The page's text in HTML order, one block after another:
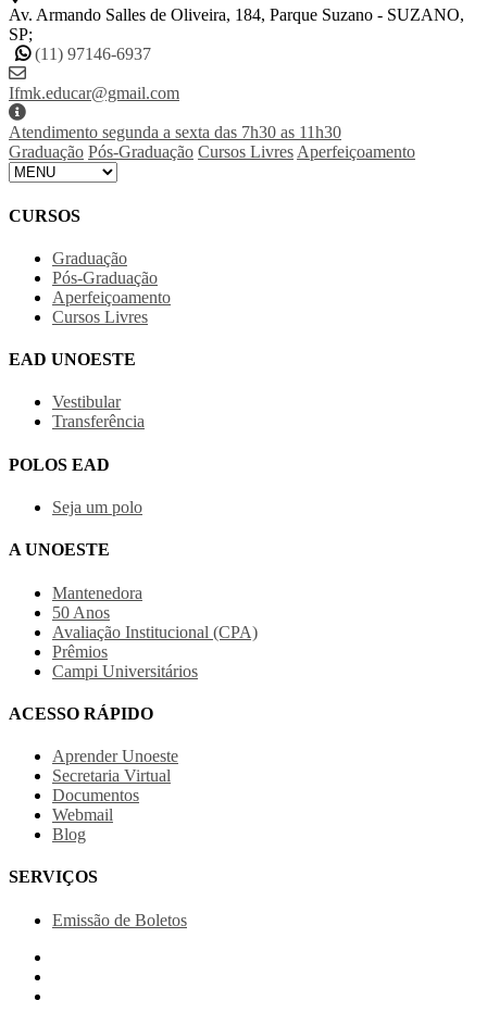
Av. Armando Salles de Oliveira, 184, Parque Suzano - SUZANO,
SP;
(11) 97146-6937
Ifmk.educar@gmail.com
Atendimento segunda a sexta das 7h30 as 11h30
Graduação Pós-Graduação Cursos LivresAperfeiçoamento
CURSOS
Graduação
Pós-Graduação
Aperfeiçoamento
Cursos Livres
EAD UNOESTE
Vestibular
Transferência
POLOS EAD
Seja um polo
A UNOESTE
Mantenedora
50 Anos
Avaliação Institucional (CPA)
Prêmios
Campi Universitários
ACESSO RÁPIDO
Aprender Unoeste
Secretaria Virtual
Documentos
Webmail
Blog
SERVIÇOS
Emissão de Boletos